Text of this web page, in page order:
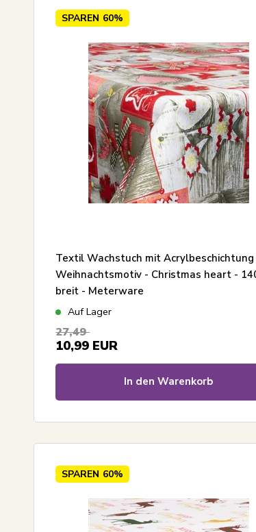
SPAREN 60%
Textil Wachstuch mit
Weihnachtsmotiv - Christmas heart -
breit - Meterware
Auf Lager
27,49
10,99 EUR
In den Warenkorb
SPAREN 60%